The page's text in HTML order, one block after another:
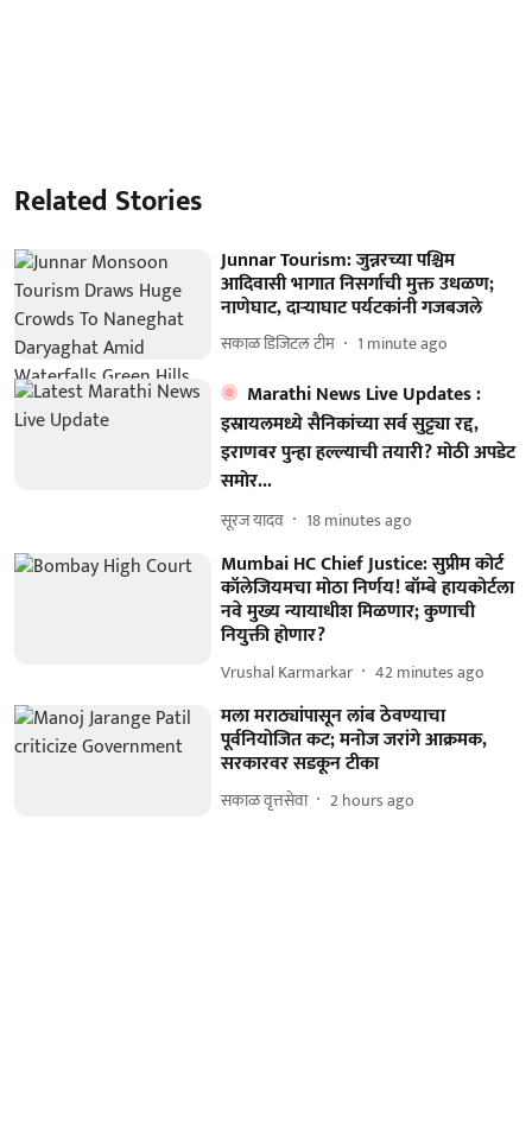
Related Stories
Junnar Tourism: जुन्नरच्या पश्चिम
आदिवासी भागात निसर्गाची मुक्त उधळण;
नाणेघाट, दाऱ्याघाट पर्यटकांनी गजबजले
सकाळ डिजिटल टीम 1 minute ago
Marathi News Live Updates :
इस्रायलमध्ये सैनिकांच्या सर्व सुट्ट्या रद्द,
इराणवर पुन्हा हल्ल्याची तयारी? मोठी अपडेट
समोर...
सूरज यादव 18 minutes ago
Mumbai HC Chief Justice: सुप्रीम कोर्ट
कॉलेजियमचा मोठा निर्णय! बॉम्बे हायकोर्टला
नवे मुख्य न्यायाधीश मिळणार; कुणाची
नियुक्ती होणार?
Vrushal Karmarkar 42 minutes ago
मला मराठ्यांपासून लांब ठेवण्याचा
पूर्वनियोजित कट; मनोज जरांगे आक्रमक,
सरकारवर सडकून टीका
सकाळ वृत्तसेवा 2 hours ago